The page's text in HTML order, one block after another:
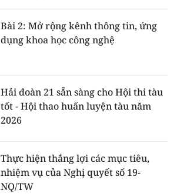
Bài 2: Mở rộng kênh thông tin, ứng
dụng khoa học công nghệ
Hải đoàn 21 sẵn sàng cho Hội thi tàu
tốt - Hội thao huấn luyện tàu năm
2026
Thực hiện thắng lợi các mục tiêu,
nhiệm vụ của Nghị quyết số 19-
NQ/TW